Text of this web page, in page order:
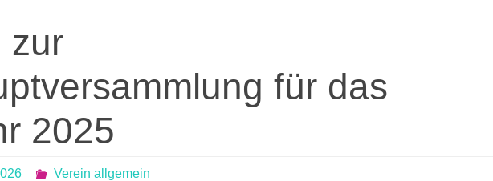
zur
für das
2025
Verein allgemein